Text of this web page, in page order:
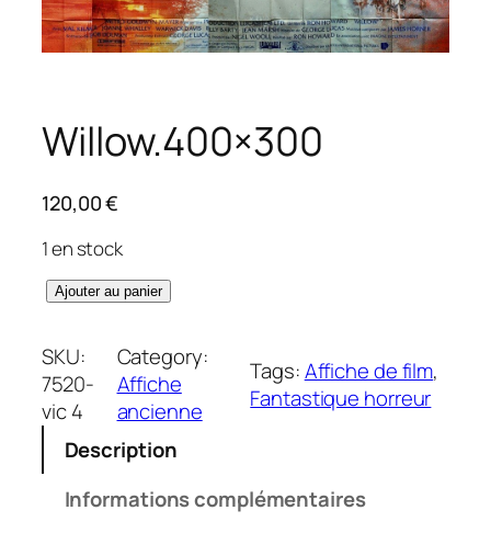
Willow.400×300
120,00€
1 en stock
q
a
n
t
i
Ajouter au panier
SKU:
7520-
vic 4
Category:
Affiche
ancienne
Tags:Affiche de film
Fantastique horreur
Description
Informations complémentaires